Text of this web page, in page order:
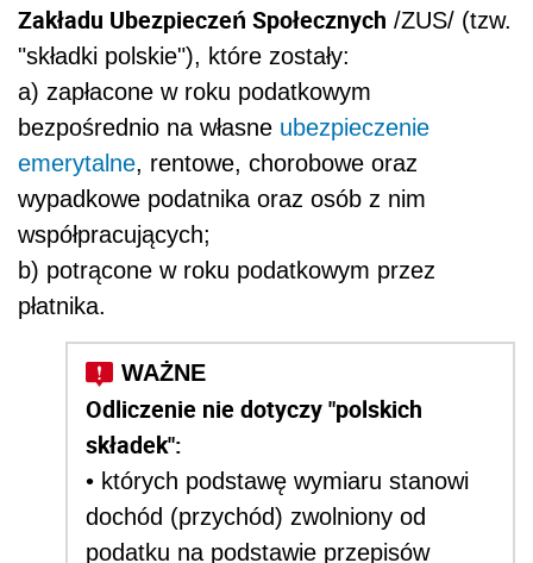
Zakładu Ubezpieczeń Społecznych /ZUS/ (tzw.
"składki polskie"), które zostały:
a) zapłacone w roku podatkowym
bezpośrednio na własne ubezpieczenie
emerytalne, rentowe, chorobowe oraz
wypadkowe podatnika oraz osób z nim
współpracujących;
b) potrącone w roku podatkowym przez
płatnika.
Odliczenie nie dotyczy "polskich
składek":
• których podstawę wymiaru stanowi
dochód (przychód) zwolniony od
podatku na podstawie przepisów